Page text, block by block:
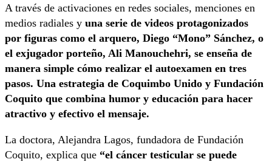
A través de activaciones en redes sociales, menciones en
medios radiales y una serie de videos protagonizados
por figuras como el arquero, Diego “Mono” Sánchez, o
el exjugador porteño, Ali Manouchehri, se enseña de
manera simple cómo realizar el autoexamen en tres
pasos. Una estrategia de Coquimbo Unido y Fundación
Coquito que combina humor y educación para hacer
atractivo y efectivo el mensaje.
La doctora, Alejandra Lagos, fundadora de Fundación
Coquito, explica que “el cáncer testicular se puede